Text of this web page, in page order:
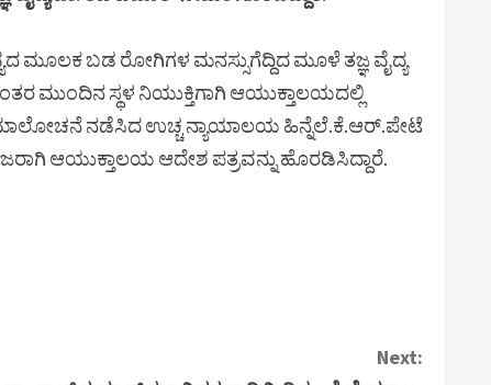
ಮೂಲಕ ಬಡ ರೋಗಿಗಳ ಮನಸ್ಸುಗೆದ್ದಿದ ಮೂಳೆ ತಜ್ಞ ವೈದ್ಯ
ಮುಂದಿನ ಸ್ಥಳ ನಿಯುಕ್ತಿಗಾಗಿ ಆಯುಕ್ತಾಲಯದಲ್ಲಿ
ನಡೆಸಿದ ಉಚ್ಚ ನ್ಯಾಯಾಲಯ ಹಿನ್ನೆಲೆ.ಕೆ.ಆರ್.ಪೇಟೆ
ಆಯುಕ್ತಾಲಯ ಆದೇಶ ಪತ್ರವನ್ನು ಹೊರಡಿಸಿದ್ದಾರೆ.
Next: